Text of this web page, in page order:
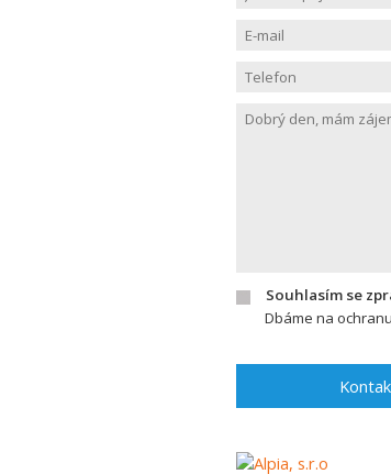
Souhlasím se
Dbáme na